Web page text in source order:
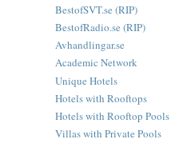
BestofSVT.se (RIP)
BestofRadio.se (RIP)
Avhandlingar.se
Academic Network
Unique Hotels
Hotels with Rooftops
Hotels with Rooftop Pools
Villas with Private Pools